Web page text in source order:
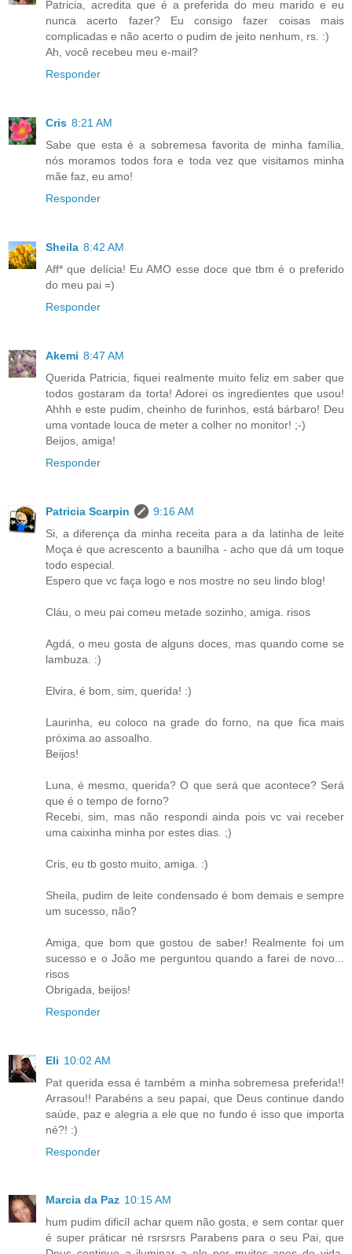
Patricia, acredita que é a preferida do meu marido e eu
nunca acerto fazer? Eu consigo fazer coisas mais
complicadas e não acerto o pudim de jeito nenhum, rs. :)
Ah, você recebeu meu e-mail?
Responder
Cris 8:21 AM
Sabe que esta é a sobremesa favorita de minha família,
nós moramos todos fora e toda vez que visitamos minha
mãe faz, eu amo!
Responder
Sheila 8:42 AM
Aff* que delícia! Eu AMO esse doce que tbm é o preferido
do meu pai =)
Responder
Akemi 8:47 AM
Querida Patricia, fiquei realmente muito feliz em saber que
todos gostaram da torta! Adorei os ingredientes que usou!
Ahhh e este pudim, cheinho de furinhos, está bárbaro! Deu
uma vontade louca de meter a colher no monitor! ;-)
Beijos, amiga!
Responder
Patricia Scarpin
9:16 AM
Si, a diferença da minha receita para a da latinha de leite
Moça é que acrescento a baunilha - acho que dá um toque
todo especial.
Espero que vc faça logo e nos mostre no seu lindo blog!
Cláu, o meu pai comeu metade sozinho, amiga. risos
Agdá, o meu gosta de alguns doces, mas quando come se
lambuza. :)
Elvira, é bom, sim, querida! :)
Laurinha, eu coloco na grade do forno, na que fica mais
próxima ao assoalho.
Beijos!
Luna, é mesmo, querida? O que será que acontece? Será
que é o tempo de forno?
Recebi, sim, mas não respondi ainda pois vc vai receber
uma caixinha minha por estes dias. ;)
Cris, eu tb gosto muito, amiga. :)
Sheila, pudim de leite condensado é bom demais e sempre
um sucesso, não?
Amiga, que bom que gostou de saber! Realmente foi um
sucesso e o João me perguntou quando a farei de novo...
risos
Obrigada, beijos!
Responder
Eli 10:02 AM
Pat querida essa é também a minha sobremesa preferida!!
Arrasou!! Parabéns a seu papai, que Deus continue dando
saúde, paz e alegria a ele que no fundo é isso que importa
né?! :)
Responder
Marcia da Paz 10:15 AM
hum pudim dificíl achar quem não gosta, e sem contar quer
é super práticar né rsrsrsrs Parabens para o seu Pai, que